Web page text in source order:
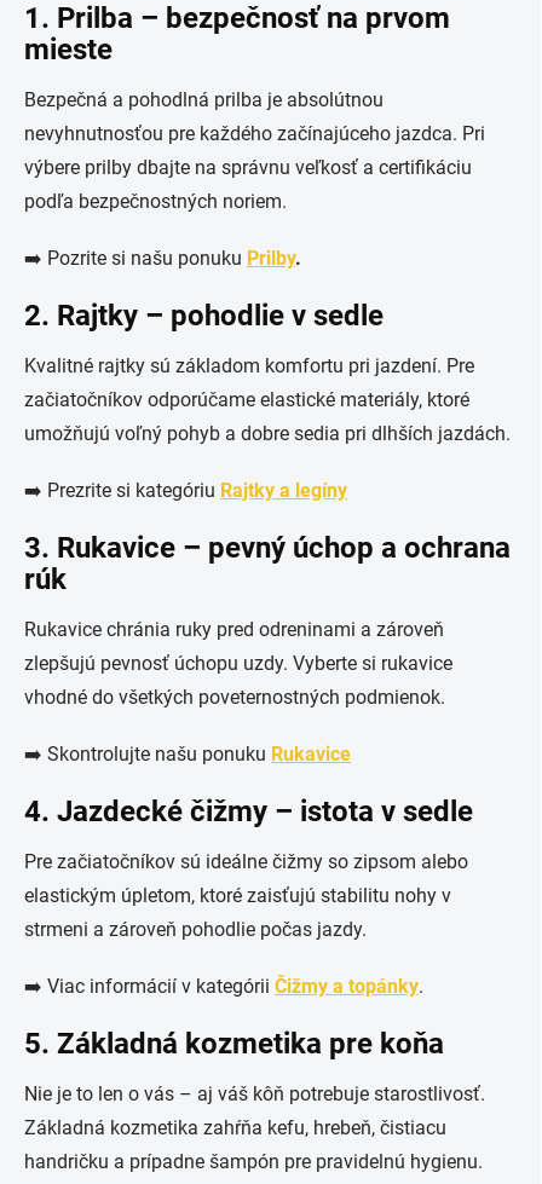
1. Prilba – bezpečnosť na prvom
mieste
Bezpečná a pohodlná prilba je absolútnou
nevyhnutnosťou pre každého začínajúceho jazdca. Pri
výbere prilby dbajte na správnu veľkosť a certifikáciu
podľa bezpečnostných noriem.
➡️ Pozrite si našu ponuku Prilby.
2. Rajtky – pohodlie v sedle
Kvalitné rajtky sú základom komfortu pri jazdení. Pre
začiatočníkov odporúčame elastické materiály, ktoré
umožňujú voľný pohyb a dobre sedia pri dlhších jazdách.
➡️ Prezrite si kategóriu Rajtky a legíny
3. Rukavice – pevný úchop a ochrana
rúk
Rukavice chránia ruky pred odreninami a zároveň
zlepšujú pevnosť úchopu uzdy. Vyberte si rukavice
vhodné do všetkých poveternostných podmienok.
➡️ Skontrolujte našu ponuku Rukavice
4. Jazdecké čižmy – istota v sedle
Pre začiatočníkov sú ideálne čižmy so zipsom alebo
elastickým úpletom, ktoré zaisťujú stabilitu nohy v
strmeni a zároveň pohodlie počas jazdy.
➡️ Viac informácií v kategórii Čižmy a topánky.
5. Základná kozmetika pre koňa
Nie je to len o vás – aj váš kôň potrebuje starostlivosť.
Základná kozmetika zahŕňa kefu, hrebeň, čistiacu
handričku a prípadne šampón pre pravidelnú hygienu.